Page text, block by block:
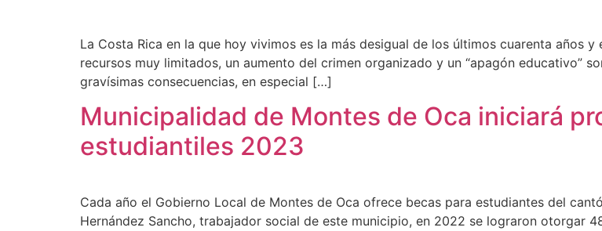
La Costa Rica en la que hoy vivimos es la más desigual de los últimos cuarenta años
recursos muy limitados, un aumento del crimen organizado y un “apagón educativo”
gravísimas consecuencias, en especial […]
Municipalidad de Montes de Oca iniciará
estudiantiles 2023
Cada año el Gobierno Local de Montes de Oca ofrece becas para estudiantes del
Hernández Sancho, trabajador social de este municipio, en 2022 se lograron otorgar